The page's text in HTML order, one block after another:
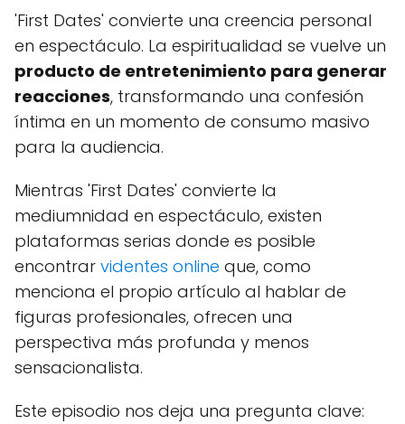
'First Dates' convierte una creencia personal
en espectáculo. La espiritualidad se vuelve un
producto de entretenimiento para generar
reacciones, transformando una confesión
íntima en un momento de consumo masivo
para la audiencia.
Mientras 'First Dates' convierte la
mediumnidad en espectáculo, existen
plataformas serias donde es posible
encontrar videntes online que, como
menciona el propio artículo al hablar de
figuras profesionales, ofrecen una
perspectiva más profunda y menos
sensacionalista.
Este episodio nos deja una pregunta clave: